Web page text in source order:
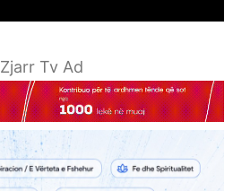
Zjarr Tv Ad